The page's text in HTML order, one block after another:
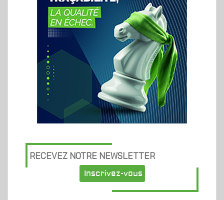
RECEVEZ NOTRE NEWSLETTER
Inscrivez-vous